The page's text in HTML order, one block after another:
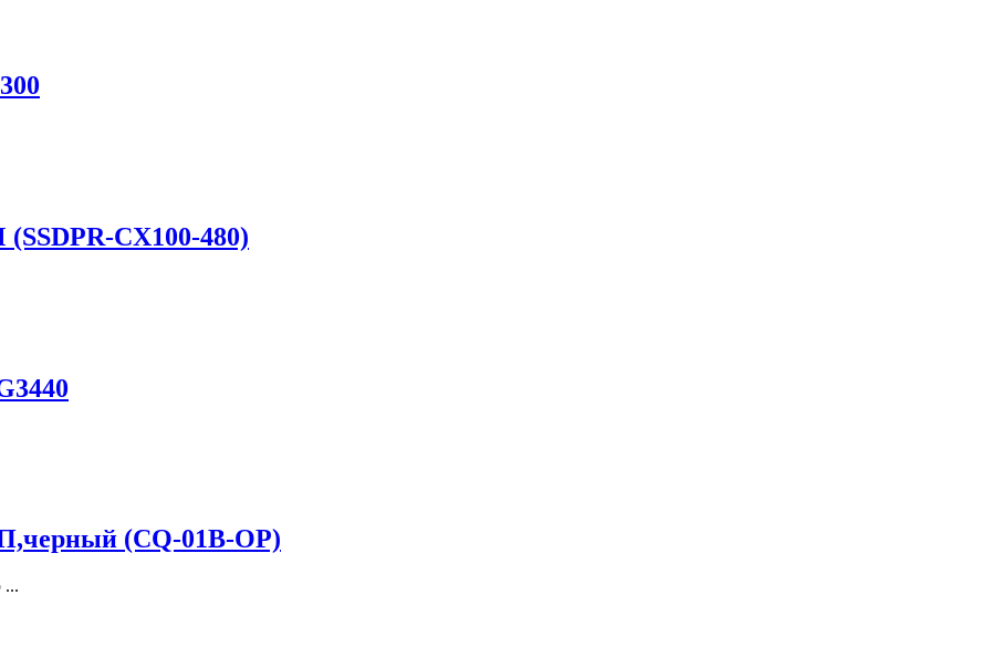
CX100-480)
(CQ-01B-OP)
...